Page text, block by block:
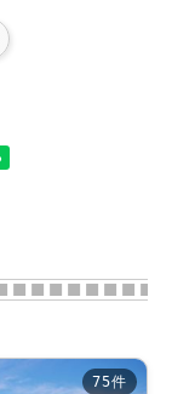
75件